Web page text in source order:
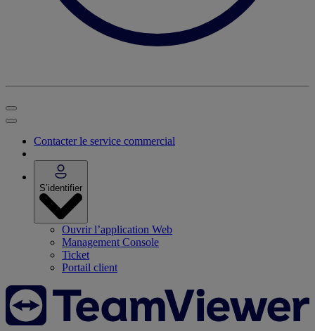
Contacter le service commercial
S’identifier
Ouvrir l’application Web
Management Console
Ticket
Portail client